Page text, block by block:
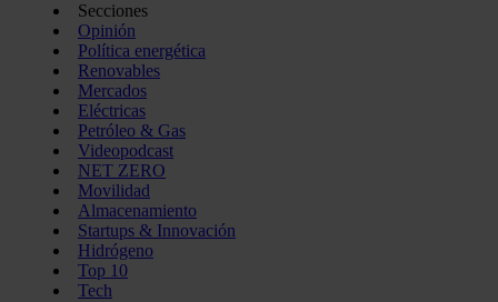
Secciones
Opinión
Política energética
Renovables
Mercados
Eléctricas
Petróleo & Gas
Videopodcast
NET ZERO
Movilidad
Almacenamiento
Startups & Innovación
Hidrógeno
Top 10
Tech